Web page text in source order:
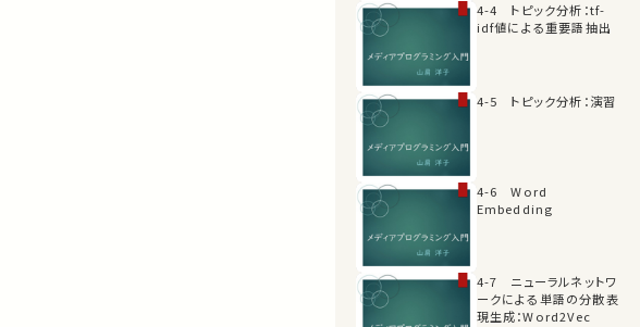
4-4 トピック分析：tf-
idf値による重要語抽出
4-5 トピック分析：演習
4-6 Word
Embedding
4-7 ニューラルネットワ
ークによる単語の分散表
現生成：Word2Vec